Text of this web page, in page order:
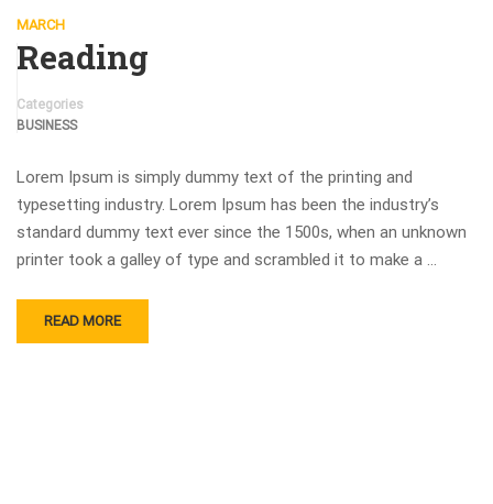
MARCH
Reading
Categories
BUSINESS
Lorem Ipsum is simply dummy text of the printing and
typesetting industry. Lorem Ipsum has been the industry’s
standard dummy text ever since the 1500s, when an unknown
printer took a galley of type and scrambled it to make a …
READ MORE